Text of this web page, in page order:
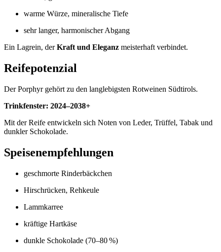
warme Würze, mineralische Tiefe
sehr langer, harmonischer Abgang
Ein Lagrein, derKraft und Eleganz meisterhaft verbindet.
Reifepotenzial
Der Porphyr gehört zu den langlebigsten Rotweinen Südtirols.
Trinkfenster: 2024–2038+
Mit der Reife entwickeln sich Noten von Leder, Trüffel, Tabak und
dunkler Schokolade.
Speisenempfehlungen
geschmorte Rinderbäckchen
Hirschrücken, Rehkeule
Lammkarree
kräftige Hartkäse
dunkle Schokolade (70–80 %)